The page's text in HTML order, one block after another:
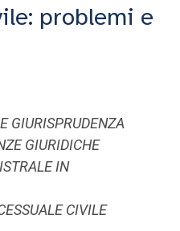
STAFF
problemi e
GIURISPRUDENZA
GIURIDICHE
IN
CIVILE